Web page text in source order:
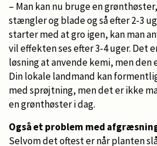
– Man kan nu bruge en
stængler og blade og så efter 2-3
starter med at gro igen, kan man
vil effekten ses efter 3-4 uger. Det
løsning at anvende kemi, men
Din lokale landmand kan
med sprøjtning, men det er ikke
en grønthøster i dag.
Også et problem med
Selvom det oftest er når planten